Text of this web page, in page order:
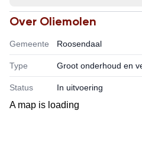
Over Oliemolen
Gemeente Roosendaal
Type Groot onderhoud en
Status In uitvoering
A map is loading